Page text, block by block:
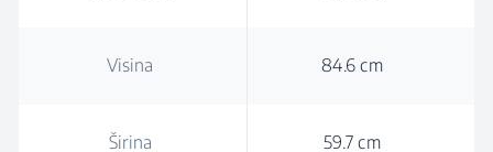
Visina 84.6 cm
Širina 59.7 cm